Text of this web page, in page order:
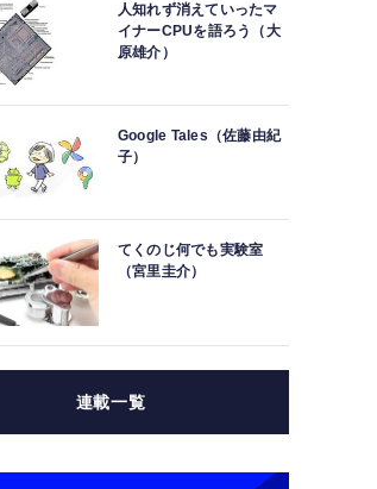
人知れず消えていったマ
イナーCPUを語ろう（大
原雄介）
Google Tales（佐藤由紀
子）
てくのじ何でも実験室
（宮里圭介）
連載一覧